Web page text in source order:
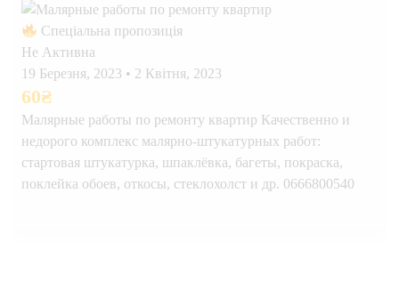
Спеціальна пропозиція
Не Активна
19 Березня, 2023 • 2 Квітня, 2023
60₴
Малярные работы по ремонту квартир Качественно и
недорого комплекс малярно-штукатурных работ:
стартовая штукатурка, шпаклёвка, багеты, покраска,
поклейка обоев, откосы, стеклохолст и др. 0666800540